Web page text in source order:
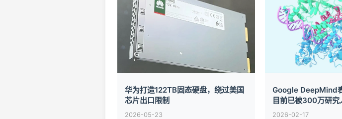
华为打造122TB固态硬盘，绕过美国
芯片出口限制
2026-05-23
Google DeepMind
目前已被300万研究
2026-02-17